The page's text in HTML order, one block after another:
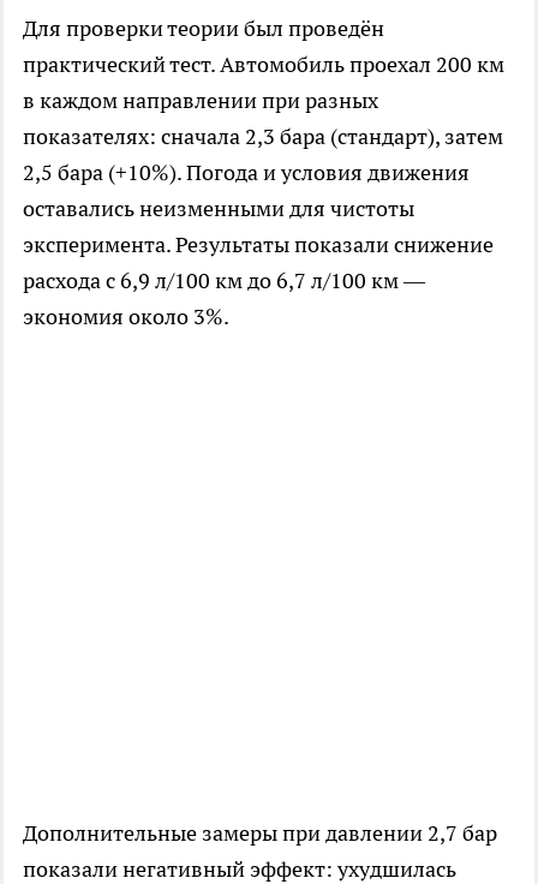
Для проверки теории был проведён
практический тест. Автомобиль проехал 200 км
в каждом направлении при разных
показателях: сначала 2,3 бара (стандарт), затем
2,5 бара (+10%). Погода и условия движения
оставались неизменными для чистоты
эксперимента. Результаты показали снижение
расхода с 6,9 л/100 км до 6,7 л/100 км —
экономия около 3%.
Дополнительные замеры при давлении 2,7 бар
показали негативный эффект: ухудшилась